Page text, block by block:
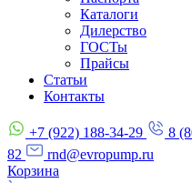
Каталоги
Дилерство
ГОСТы
Прайсы
Статьи
Контакты
+7 (922) 188-34-29 8
82
rnd@evropump.ru
Корзина